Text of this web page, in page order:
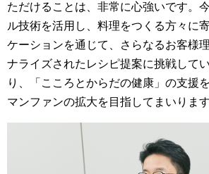
ただけることは、非常に心強いです。
ル技術を活用し、料理をつくる方々に
ケーションを通じて、さらなるお客様
ナライズされたレシピ提案に挑戦して
り、「こころとからだの健康」の支援
マンファンの拡大を目指してまいります